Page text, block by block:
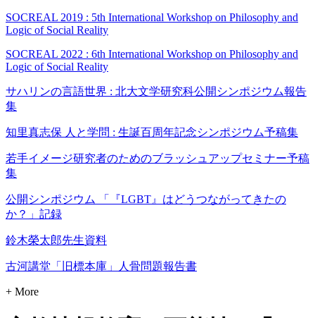
SOCREAL 2019 : 5th International Workshop on Philosophy and
Logic of Social Reality
SOCREAL 2022 : 6th International Workshop on Philosophy and
Logic of Social Reality
サハリンの言語世界 : 北大文学研究科公開シンポジウム報告
集
知里真志保 人と学問 : 生誕百周年記念シンポジウム予稿集
若手イメージ研究者のためのブラッシュアップセミナー予稿
集
公開シンポジウム 「『LGBT』はどうつながってきたの
か？」記録
鈴木榮太郎先生資料
古河講堂「旧標本庫」人骨問題報告書
+ More